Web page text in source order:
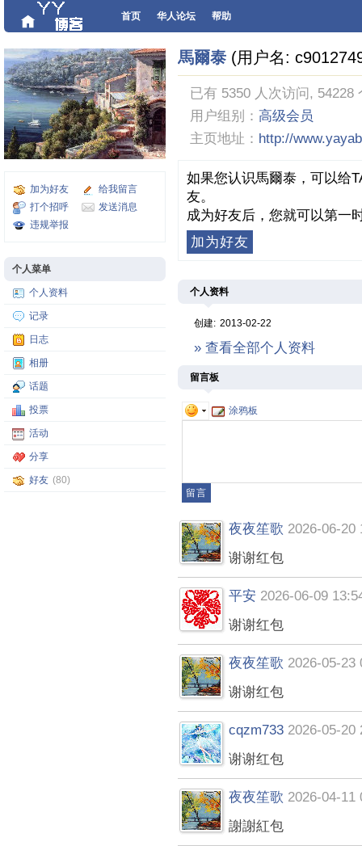
首页 华人论坛 帮助
加为好友
给我留言
打个招呼
发送消息
违规举报
个人菜单
个人资料
记录
日志
相册
话题
投票
活动
分享
好友 (80)
馬爾泰 (用户名:
已有 5350 人次访问,
用户组别： 高级会员
主页地址： http://
如果您认识馬爾泰，可以给
友。
成为好友后，您就可以第一
加为好友
个人资料
创建: 2013-02-22
» 查看全部个人资料
留言板
涂鸦板
夜夜笙歌 2026-06-20
谢谢红包
平安 2026-06-09
谢谢红包
夜夜笙歌 2026-05-23
谢谢红包
cqzm733 2026-05-20
谢谢红包
夜夜笙歌 2026-04-11
謝謝紅包